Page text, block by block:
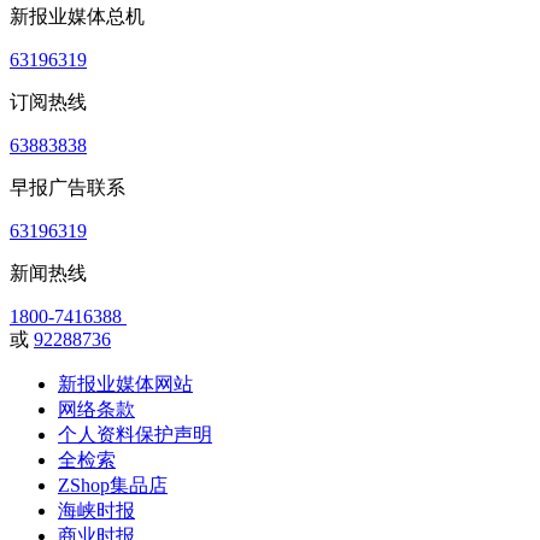
新报业媒体总机
63196319
订阅热线
63883838
早报广告联系
63196319
新闻热线
1800-7416388
或 92288736
新报业媒体网站
网络条款
个人资料保护声明
全检索
ZShop集品店
海峡时报